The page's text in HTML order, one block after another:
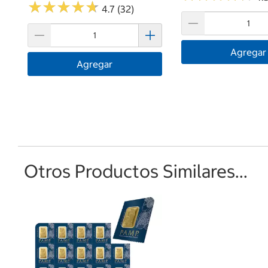
★★★★★
★★★★★ 4.7 (32)
Agregar
Agregar
Otros Productos Similares...